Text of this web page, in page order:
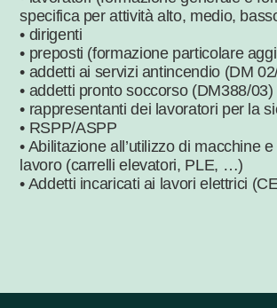
specifica per attività alto, medio,
• dirigenti
• preposti (formazione particolare
• addetti ai servizi antincendio (DM
• addetti pronto soccorso (DM388/03)
• rappresentanti dei lavoratori per la
• RSPP/ASPP
• Abilitazione all’utilizzo di macchine
lavoro (carrelli elevatori, PLE, …)
• Addetti incaricati ai lavori elettrici